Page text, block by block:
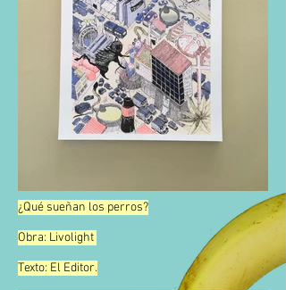
¿Qué sueñan los perros?
Obra: Livolight
Texto: El Editor.